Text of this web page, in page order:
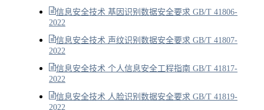
信息安全技术 基因识别数据安全要求 GB/T 41806-
2022
信息安全技术 声纹识别数据安全要求 GB/T 41807-
2022
信息安全技术 个人信息安全工程指南 GB/T 41817-
2022
信息安全技术 人脸识别数据安全要求 GB/T 41819-
2022